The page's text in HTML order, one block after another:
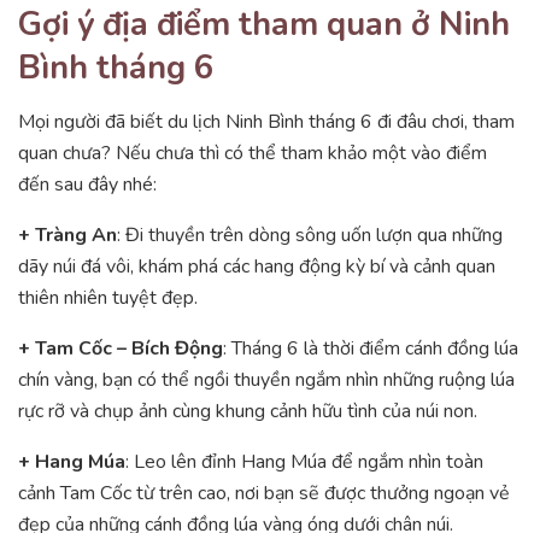
Gợi ý địa điểm tham quan ở Ninh
Bình tháng 6
Mọi người đã biết du lịch Ninh Bình tháng 6 đi đâu chơi, tham
quan chưa? Nếu chưa thì có thể tham khảo một vào điểm
đến sau đây nhé:
+ Tràng An: Đi thuyền trên dòng sông uốn lượn qua những
dãy núi đá vôi, khám phá các hang động kỳ bí và cảnh quan
thiên nhiên tuyệt đẹp.
+ Tam Cốc – Bích Động: Tháng 6 là thời điểm cánh đồng lúa
chín vàng, bạn có thể ngồi thuyền ngắm nhìn những ruộng lúa
rực rỡ và chụp ảnh cùng khung cảnh hữu tình của núi non.
+ Hang Múa: Leo lên đỉnh Hang Múa để ngắm nhìn toàn
cảnh Tam Cốc từ trên cao, nơi bạn sẽ được thưởng ngoạn vẻ
đẹp của những cánh đồng lúa vàng óng dưới chân núi.